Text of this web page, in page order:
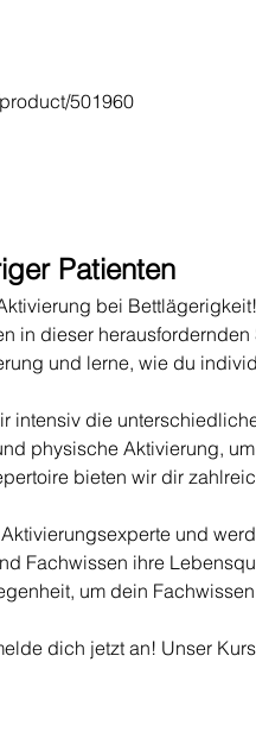
501960
Patienten
bei
in dieser
und lerne, wie du
intensiv die
physische Aktivierung,
bieten wir dir
und
Fachwissen ihre
um dein
dich jetzt an! Unser